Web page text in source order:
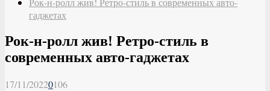
гаджетах
Рок-н-ролл жив! Ретро-стиль в
современных авто-гаджетах
17/11/20220106